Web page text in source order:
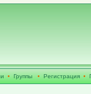
• Группы • Регистрация •